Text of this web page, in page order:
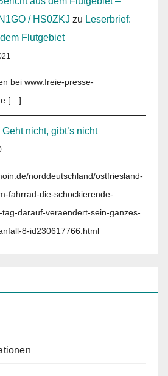
/ HS0ZKJ zu Leserbrief:
Flutgebiet
bei www.freie-presse-
[…]
Geht nicht, gibt’s nicht
norddeutschland/ostfriesland-
fahrrad-die-schockierende-
darauf-veraendert-sein-ganzes-
8-id230617766.html